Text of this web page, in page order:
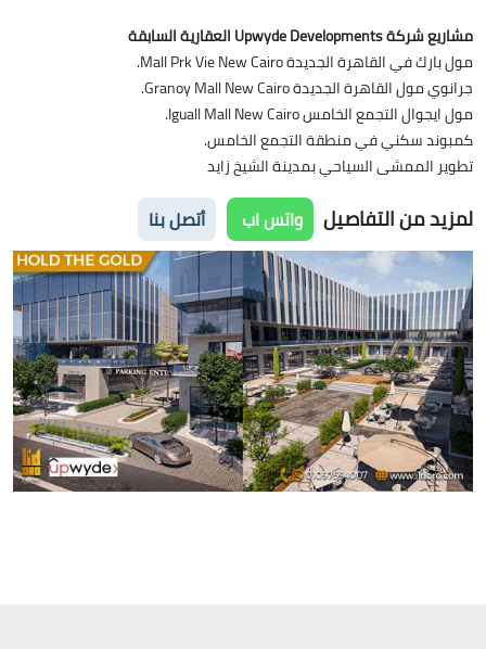
مشاريع شركة Upwyde Developments العقارية السابقة
مول بارك في القاهرة الجديدة Mall Prk Vie New Cairo.
جرانوي مول القاهرة الجديدة Granoy Mall New Cairo.
مول ايجوال التجمع الخامس Iguall Mall New Cairo.
كمبوند سكني في منطقة التجمع الخامس.
تطوير الممشى السياحي بمدينة الشيخ زايد
لمزيد من التفاصيل واتس اب أتصل بنا